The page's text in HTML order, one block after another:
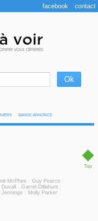
BANDE-ANNONCE
◆
Top
McPhee
Guy Pearce
Duvall
Garret Dillahunt
Jennings
Molly Parker
facebook contact